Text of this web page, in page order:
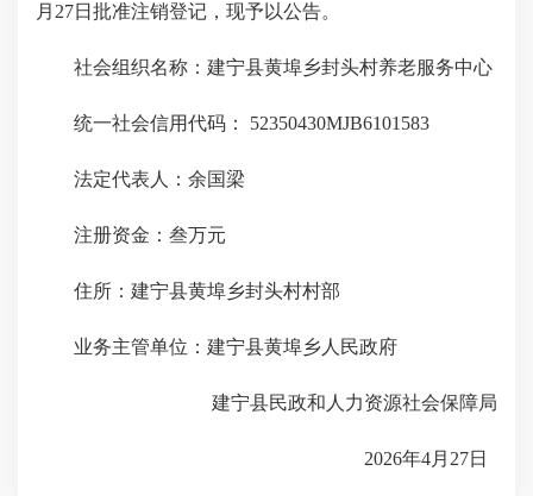
月27日批准注销登记，现予以公告。
社会组织名称：建宁县黄埠乡封头村养老服务中心
统一社会信用代码： 52350430MJB6101583
法定代表人：余国梁
注册资金：叁万元
住所：建宁县黄埠乡封头村村部
业务主管单位：建宁县黄埠乡人民政府
建宁县民政和人力资源社会保障局
2026年4月27日